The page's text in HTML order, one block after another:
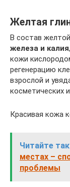
Желтая
В состав
железа и калия
кожи
регенерацию
взрослой и
косметических
Красивая кожа
Читайте
местах –
проблемы